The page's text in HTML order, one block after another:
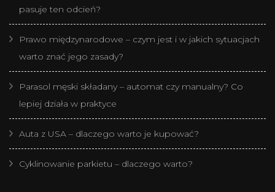
pasuje ten odcień?
Prawo międzynarodowe – czym jest i w jakich sytuacjach
warto znać jego zasady?
Parasol męski składany – automat czy manualny? Co
lepiej działa w praktyce
Auta z USA – dlaczego warto je kupować?
Cyklinowanie parkietu – dlaczego warto?